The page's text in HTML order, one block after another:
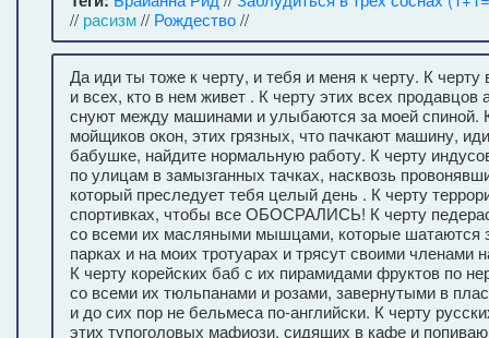
// расизм// Рождество//
Да иди ты тоже к черту, и тебя и меня к черту. К черту
и всех, кто в нем живет . К черту этих всех продавцов
снуют между машинами и улыбаются за моей спиной.
мойщиков окон, этих грязных, что пачкают машину,
бабушке, найдите нормальную работу. К черту
по улицам в замызганных тачках, насквозь
который преследует тебя целый день . К черту
спортивках, чтобы все ОБОСРАЛИСЬ! К черту
со всеми их масляными мышцами, которые шатаются
парках и на моих тротуарах и трясут своими членами
К черту корейских баб с их пирамидами фруктов по
со всеми их тюльпанами и розами, завернутыми в
и до сих пор не бельмеса по-английски. К черту
этих тупоголовых мафиози, сидящих в кафе и